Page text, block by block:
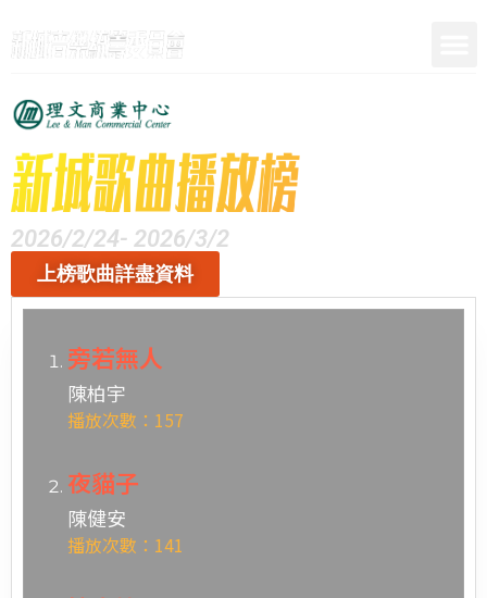
2026/2/24- 2026/3/2
上榜歌曲詳盡資料
旁若無人
陳柏宇
播放次數：157
夜貓子
陳健安
播放次數：141